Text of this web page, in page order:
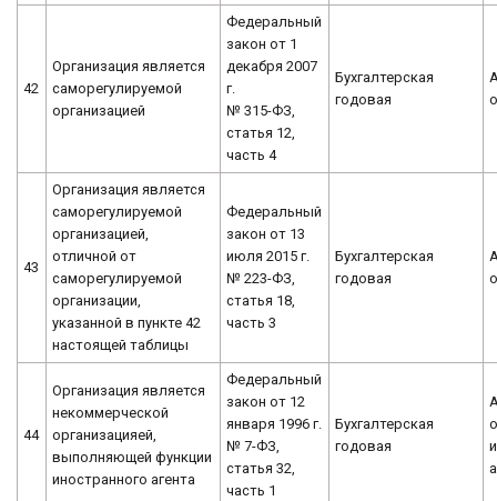
42
Организация является
саморегулируемой
организацией
Федеральный
закон от 1
декабря 2007
г.
№ 315-ФЗ,
статья 12,
часть 4
Бухгалтерская
годовая
43
Организация является
саморегулируемой
организацией,
отличной от
саморегулируемой
организации,
указанной в пункте 42
настоящей таблицы
Федеральный
закон от 13
июля 2015 г.
№ 223-ФЗ,
статья 18,
часть 3
Бухгалтерская
годовая
44
Организация является
некоммерческой
организацияей,
выполняющей функции
иностранного агента
Федеральный
закон от 12
января 1996 г.
№ 7-ФЗ,
статья 32,
часть 1
Бухгалтерская
годовая